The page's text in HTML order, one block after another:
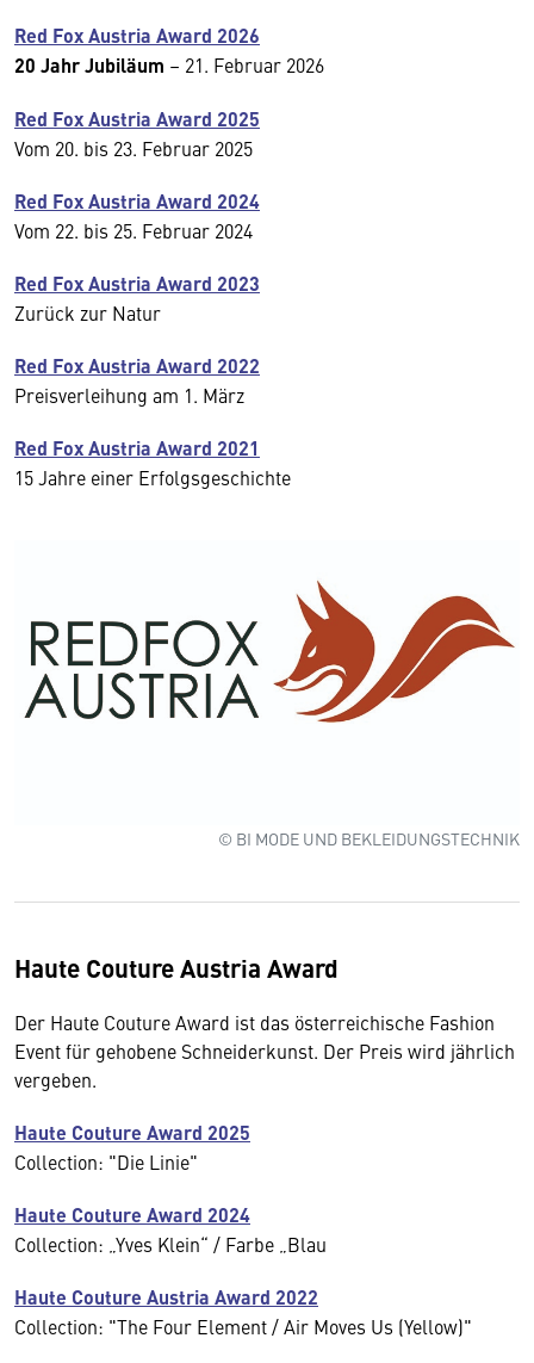
Red Fox Austria Award 2026
20 Jahr Jubiläum – 21. Februar 2026
Red Fox Austria Award 2025
Vom 20. bis 23. Februar 2025
Red Fox Austria Award 2024
Vom 22. bis 25. Februar 2024
Red Fox Austria Award 2023
Zurück zur Natur
Red Fox Austria Award 2022
Preisverleihung am 1. März
Red Fox Austria Award 2021
15 Jahre einer Erfolgsgeschichte
© BI MODE UND BEKLEIDUNGSTECHNIK
Haute Couture Austria Award
Der Haute Couture Award ist das österreichische Fashion
Event für gehobene Schneiderkunst. Der Preis wird jährlich
vergeben.
Haute Couture Award 2025
Collection: "Die Linie"
Haute Couture Award 2024
Collection: „Yves Klein“ / Farbe „Blau
Haute Couture Austria Award 2022
Collection: "The Four Element / Air Moves Us (Yellow)"